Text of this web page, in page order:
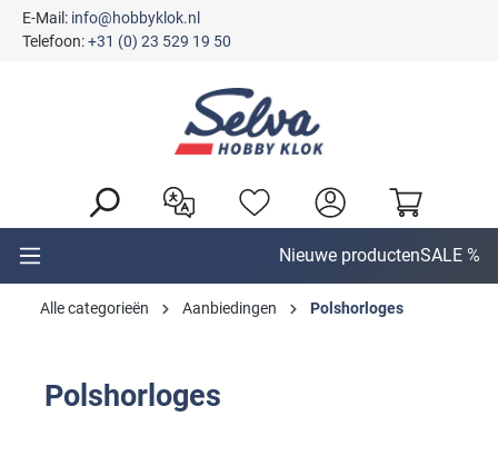
E-Mail: info@hobbyklok.nl
Telefoon:+31 (0) 23 529 19 50
Nieuwe productenSALE %
Alle categorieën Aanbiedingen Polshorloges
Polshorloges